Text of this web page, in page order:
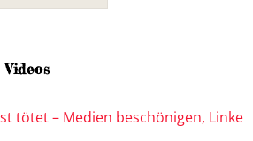
tötet – Medien beschönigen, Linke